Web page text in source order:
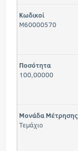
Κωδικοί
M60000570
Ποσότητα
100,00000
Μονάδα Μέτρησης
Τεμάχιο